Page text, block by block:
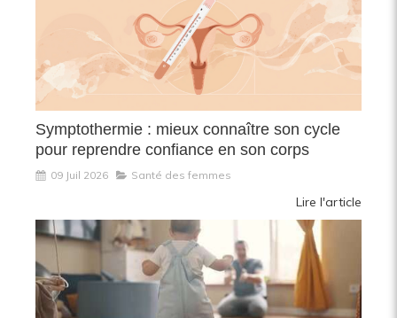
Symptothermie : mieux connaître son cycle
pour reprendre confiance en son corps
09 Juil 2026 Santé des femmes
Lire l'article